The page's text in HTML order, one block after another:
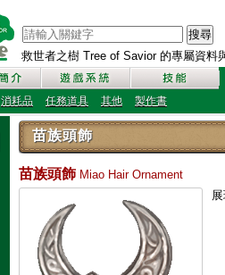
救世者之樹 Tree of Savior 的專屬資料
搜尋
消耗品 任務道具 其他 製作書
苗族頭飾
苗族頭飾 Miao Hair Ornament